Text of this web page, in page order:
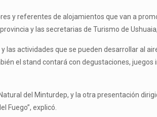
y referentes de alojamientos que van a
y las secretarias de Turismo de Ushuaia,
actividades que se pueden desarrollar al
el stand contará con degustaciones, juegos
del Minturdep, y la otra presentación
Fuego”, explicó.